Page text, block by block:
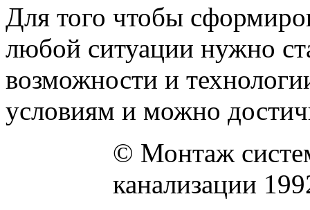
Для того чтобы
любой ситуации нужно
возможности и
условиям и можно
© Монтаж
канализации